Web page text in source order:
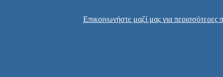
Επικοινωνήστε μαζί μας για περισσότερες